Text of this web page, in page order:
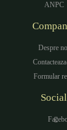
ANPC
Despre
Formular
Social